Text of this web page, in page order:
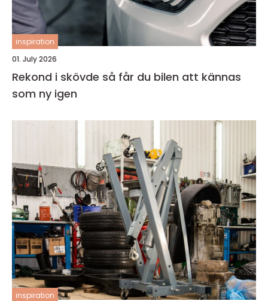
inspiration
01. July 2026
Rekond i skövde så får du bilen att kännas
som ny igen
inspiration